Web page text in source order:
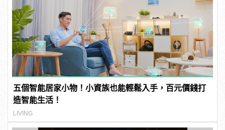
五個智能居家小物！小資族也能輕鬆入手，百元價錢打
造智能生活！
LIVING